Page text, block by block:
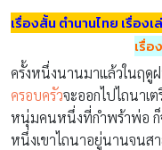
เรื่องสั้น ตำนานไทย เรื่อง
เรื่อ
ครั้งหนึ่งนานมาแล้วในฤดู
ครอบครัวจะออกไปไถนาเ
หนุ่มคนหนึ่งที่กำพร้าพ่อ ก็
หนึ่งเขาไถนาอยู่นานจนส